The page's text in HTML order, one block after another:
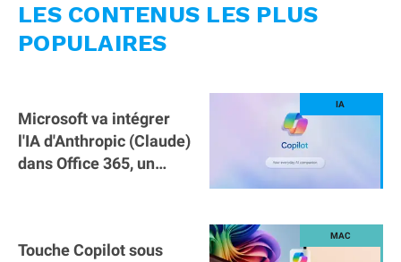
LES CONTENUS LES PLUS
POPULAIRES
Microsoft va intégrer
l'IA d'Anthropic (Claude)
dans Office 365, un
Touche Copilot sous